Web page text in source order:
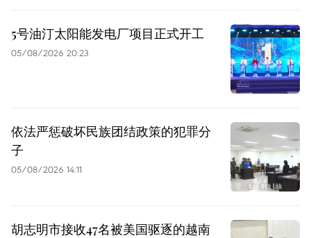
5号油汀太阳能发电厂项目正式开工
05/08/2026 20:23
依法严惩破坏民族团结政策的犯罪分
子
05/08/2026 14:11
胡志明市接收47名被美国驱逐的越南